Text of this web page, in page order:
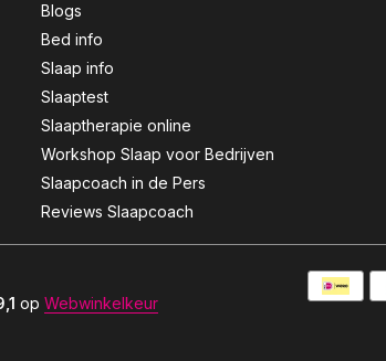
Blogs
Bed info
Slaap info
Slaaptest
Slaaptherapie online
Workshop Slaap voor Bedrijven
Slaapcoach in de Pers
Reviews Slaapcoach
op Webwinkelkeur